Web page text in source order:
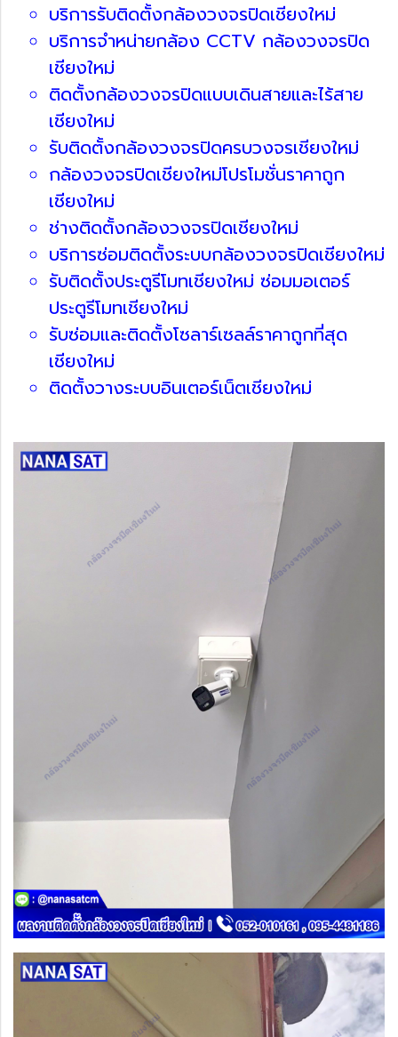
บริการรับติดตั้งกล้องวงจรปิดเชียงใหม่
บริการจำหน่ายกล้อง CCTV กล้องวงจรปิด
เชียงใหม่
ติดตั้งกล้องวงจรปิดแบบเดินสายและไร้สาย
เชียงใหม่
รับติดตั้งกล้องวงจรปิดครบวงจรเชียงใหม่
กล้องวงจรปิดเชียงใหม่โปรโมชั่นราคาถูก
เชียงใหม่
ช่างติดตั้งกล้องวงจรปิดเชียงใหม่
บริการซ่อมติดตั้งระบบกล้องวงจรปิดเชียงใหม่
รับติดตั้งประตูรีโมทเชียงใหม่ ซ่อมมอเตอร์
ประตูรีโมทเชียงใหม่
รับซ่อมและติดตั้งโซลาร์เซลล์ราคาถูกที่สุด
เชียงใหม่
ติดตั้งวางระบบอินเตอร์เน็ตเชียงใหม่